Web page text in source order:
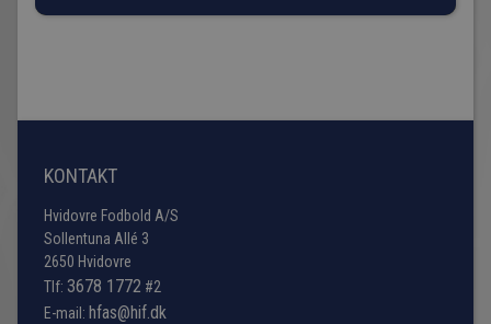
KONTAKT
Hvidovre Fodbold A/S
Sollentuna Allé 3
2650 Hvidovre
Tlf: 3678 1772 #2
E-mail: hfas@hif.dk